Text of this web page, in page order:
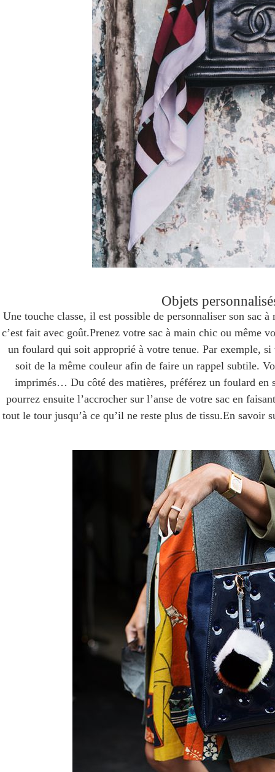
Objets
Une touche classe, il est possible de personnaliser son sac
c’est fait avec goût.Prenez votre sac à main chic ou même
un foulard qui soit approprié à votre tenue. Par exemple,
soit de la même couleur afin de faire un rappel subtile.
imprimés… Du côté des matières, préférez un foulard en
pourrez ensuite l’accrocher sur l’anse de votre sac en
tout le tour jusqu’à ce qu’il ne reste plus de tissu.En savoir